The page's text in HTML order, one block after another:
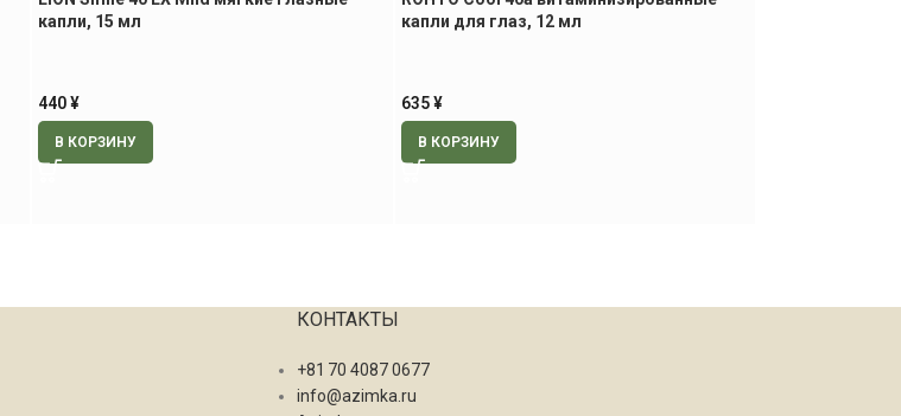
капли, 15 мл
440¥
В КОРЗИНУ
капли для глаз, 12 мл
635¥
В КОРЗИНУ
КОНТАКТЫ
+81 70 4087 0677
info@azimka.ru